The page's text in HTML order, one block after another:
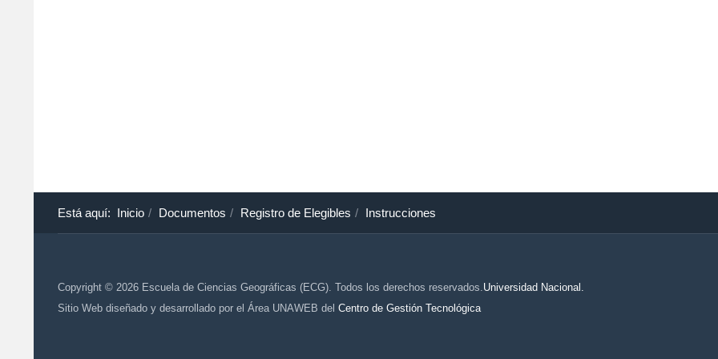
Está aquí: Inicio Documentos Registro de Elegibles Instrucciones
Copyright © 2026 Escuela de Ciencias Geográficas (ECG). Todos los derechos reservados. Universidad Nacional.
Sitio Web diseñado y desarrollado por el Área UNAWEB del Centro de Gestión Tecnológica